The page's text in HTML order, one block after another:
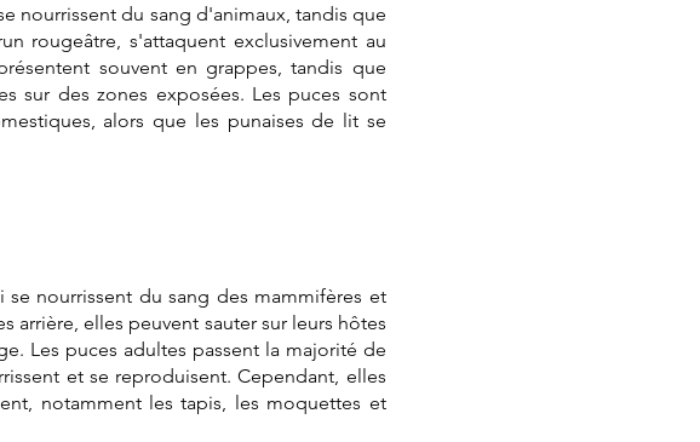
nourrissent du sang d'animaux, tandis que
rougeâtre, s'attaquent exclusivement au
souvent en grappes, tandis que
sur des zones exposées. Les puces sont
alors que les punaises de lit se
nourrissent du sang des mammifères et
arrière, elles peuvent sauter sur leurs hôtes
Les puces adultes passent la majorité de
et se reproduisent. Cependant, elles
notamment les tapis, les moquettes et